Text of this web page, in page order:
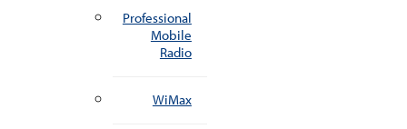
Professional
Mobile
Radio
WiMax